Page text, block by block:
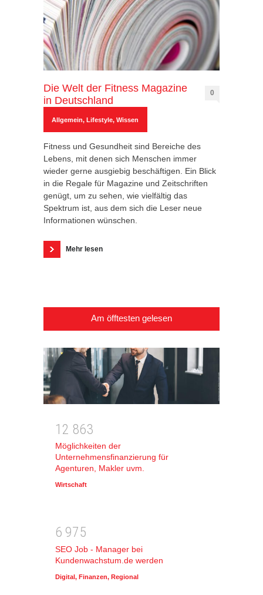
Die Welt der Fitness Magazine
in Deutschland
0
Allgemein, Lifestyle, Wissen
Fitness und Gesundheit sind Bereiche des
Lebens, mit denen sich Menschen immer
wieder gerne ausgiebig beschäftigen. Ein Blick
in die Regale für Magazine und Zeitschriften
genügt, um zu sehen, wie vielfältig das
Spektrum ist, aus dem sich die Leser neue
Informationen wünschen.
Mehr lesen
Am öfftesten gelesen
1 2 863
Möglichkeiten der
Unternehmensfinanzierung für
Agenturen, Makler uvm.
Wirtschaft
6 975
SEO Job - Manager bei
Kundenwachstum.de werden
Digital, Finanzen, Regional